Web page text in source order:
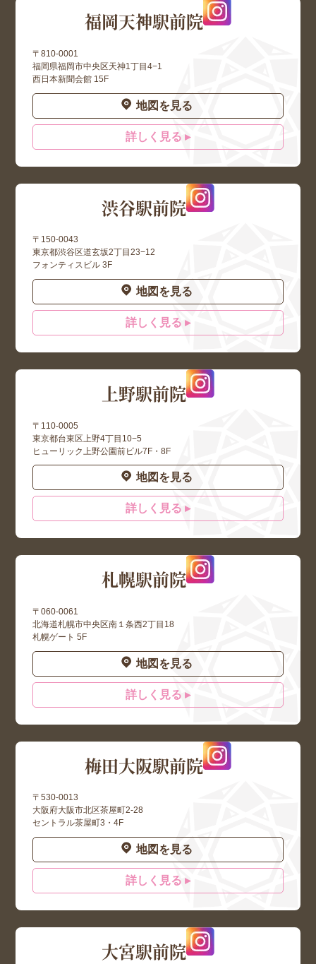
福岡天神駅前院
〒810-0001
福岡県福岡市中央区天神1丁目4−1
西日本新聞会館 15F
地図を見る
詳しく見る ▸
渋谷駅前院
〒150-0043
東京都渋谷区道玄坂2丁目23−12
フォンティスビル 3F
地図を見る
詳しく見る ▸
上野駅前院
〒110-0005
東京都台東区上野4丁目10−5
ヒューリック上野公園前ビル7F・8F
地図を見る
詳しく見る ▸
札幌駅前院
〒060-0061
北海道札幌市中央区南１条西2丁目18
札幌ゲート 5F
地図を見る
詳しく見る ▸
梅田大阪駅前院
〒530-0013
大阪府大阪市北区茶屋町2-28
セントラル茶屋町3・4F
地図を見る
詳しく見る ▸
大宮駅前院